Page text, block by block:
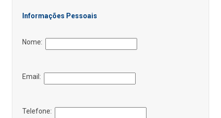
Informações Pessoais
Nome:
Email:
Telefone: